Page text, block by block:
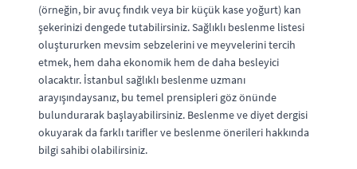
(örneğin, bir avuç fındık veya bir küçük kase yoğurt) kan
şekerinizi dengede tutabilirsiniz. Sağlıklı beslenme listesi
oluştururken mevsim sebzelerini ve meyvelerini tercih
etmek, hem daha ekonomik hem de daha besleyici
olacaktır. İstanbul sağlıklı beslenme uzmanı
arayışındaysanız, bu temel prensipleri göz önünde
bulundurarak başlayabilirsiniz. Beslenme ve diyet dergisi
okuyarak da farklı tarifler ve beslenme önerileri hakkında
bilgi sahibi olabilirsiniz.